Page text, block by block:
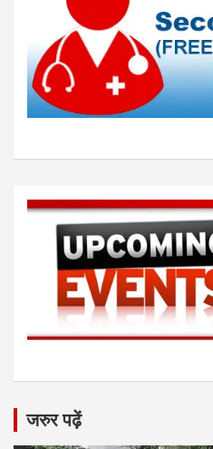
जरुर पढ़ें